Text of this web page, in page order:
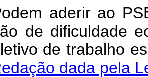
aderir ao
de dificuldade
de trabalho
dada pela